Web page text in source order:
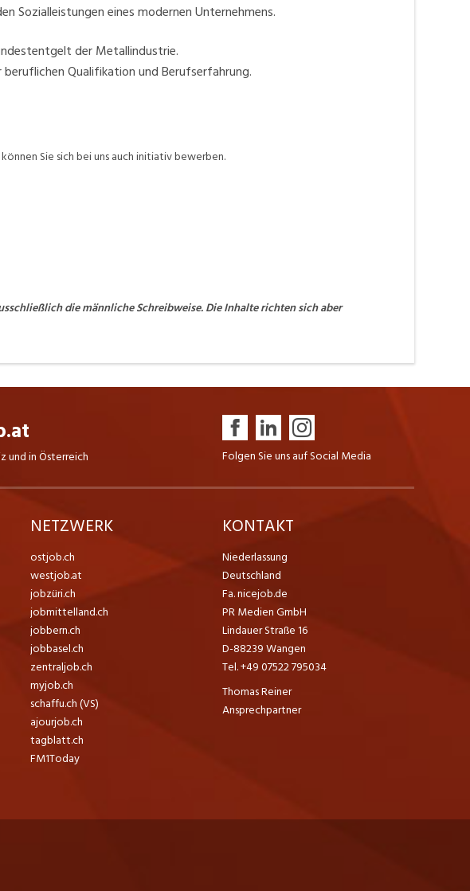
Sozialleistungen eines modernen Unternehmens.
der Metallindustrie.
Qualifikation und Berufserfahrung.
Sie sich bei uns auch initiativ bewerben.
die männliche Schreibweise. Die Inhalte richten sich aber
und in Österreich Folgen Sie uns auf Social Media
NETZWERK
ostjob.ch
westjob.at
jobzüri.ch
jobmittelland.ch
jobbern.ch
jobbasel.ch
zentraljob.ch
myjob.ch
schaffu.ch (VS)
ajourjob.ch
tagblatt.ch
FM1Today
KONTAKT
Niederlassung
Deutschland
Fa. nicejob.de
PR Medien GmbH
Lindauer Straße 16
D-88239 Wangen
Tel. +49 07522 795034
Thomas Reiner
Ansprechpartner